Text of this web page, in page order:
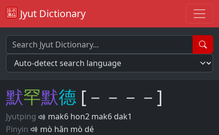
Jyut Dictionary
默罕默德 [－－－－]
Jyutping
mak6 hon2 mak6 dak1
Pinyin
mò hǎn mò dé